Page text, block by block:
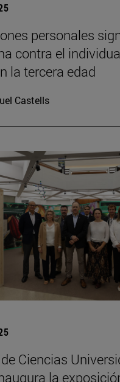
personales
contra el
la tercera edad
Castells
Ciencias
la